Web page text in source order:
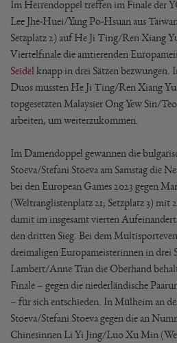
Im Herrendoppel treffen im Finale der
Lee Jhe-Huei/Yang Po-Hsuan aus
Setzplatz 2) auf He Ji Ting/Ren Xiang
Viertelfinale die amtierenden
Seidel knapp in drei Sätzen bezwungen.
Duos mussten He Ji Ting/Ren Xiang Yu
topgesetzten Malaysier Ong Yew Sin/
arbeiten, um weiterzukommen.
Im Damendoppel gewannen die
Stoeva/Stefani Stoeva am Samstag die
bei den European Games 2023 gegen
(Weltranglistenplatz 21; Setzplatz 3) mit
damit im insgesamt vierten
den dritten Sieg. Bei dem
dreimaligen Europameisterinnen in drei
Lambert/Anne Tran die Oberhand
Finale – gegen die niederländische
– für sich entschieden. In Mülheim an
Stoeva/Stefani Stoeva gegen die an
Chinesinnen Li Yi Jing/Luo Xu Min